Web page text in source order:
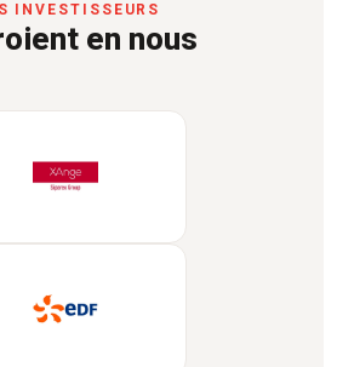
INVESTISSEURS
en nous